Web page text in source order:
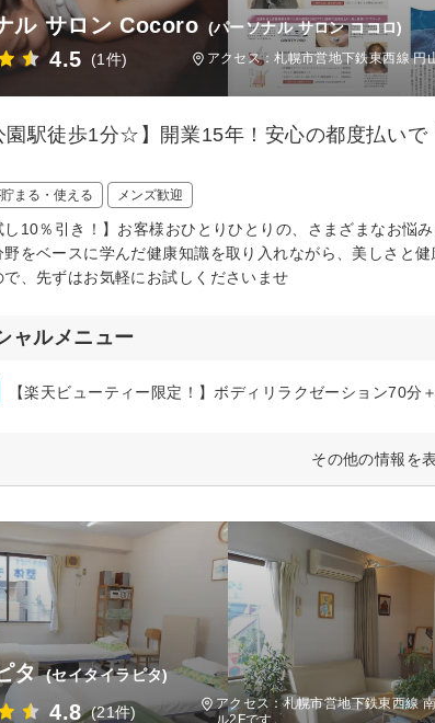
ル サロン Cocoro (パーソナル サロン ココロ)
4.5 (1件) アクセス：札幌市営地下鉄東西線 円
園駅徒歩1分☆】開業15年！安心の都度払い
まる・使える メンズ歓迎
し10％引き！】お客様おひとりひとりの、さまざまなお悩
野をベースに学んだ健康知識を取り入れながら、美しさと
で、先ずはお気軽にお試しくださいませ
ャルメニュー
【楽天ビューティー限定！】ボディリラクゼーション70分
その他の情報を
タ (セイタイラピタ)
4.8 (21件)
アクセス：札幌市営地下鉄東西線
ル2Fです。